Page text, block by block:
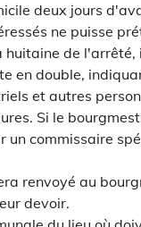
deux jours
ne puisse
de l'arrêté,
en double,
et autres
Si le
un commissaire
renvoyé au
devoir.